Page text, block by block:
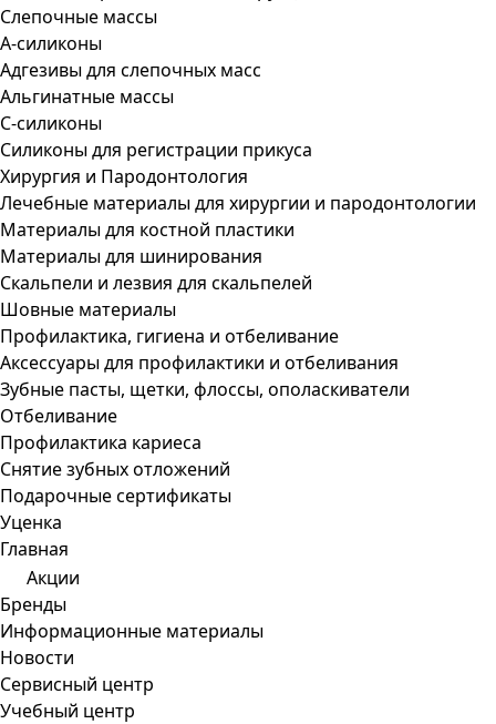
Слепочные массы
А-силиконы
Адгезивы для слепочных масс
Альгинатные массы
С-силиконы
Силиконы для регистрации прикуса
Хирургия и Пародонтология
Лечебные материалы для хирургии и пародонтологии
Материалы для костной пластики
Материалы для шинирования
Скальпели и лезвия для скальпелей
Шовные материалы
Профилактика, гигиена и отбеливание
Аксессуары для профилактики и отбеливания
Зубные пасты, щетки, флоссы, ополаскиватели
Отбеливание
Профилактика кариеса
Снятие зубных отложений
Подарочные сертификаты
Уценка
Главная
Акции
Бренды
Информационные материалы
Новости
Сервисный центр
Учебный центр